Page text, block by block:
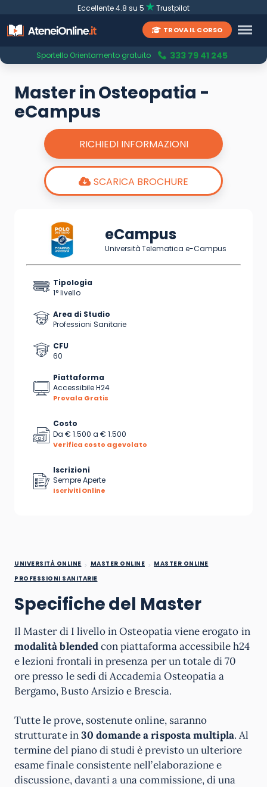
Eccellente 4.8 su 5 Trustpilot
TROVA IL CORSO
Sportello Orientamento gratuito 333 79 41 245
Master in Osteopatia -
eCampus
RICHIEDI INFORMAZIONI
SCARICA BROCHURE
eCampus
Università Telematica e-Campus
Tipologia
1° livello
Area di Studio
Professioni Sanitarie
CFU
60
Piattaforma
Accessibile H24
Provala Gratis
Costo
Da € 1.500 a € 1.500
Verifica costo agevolato
Iscrizioni
Sempre Aperte
Iscriviti Online
UNIVERSITÀ ONLINE MASTER ONLINE
MASTER ONLINE
PROFESSIONI SANITARIE
Specifiche del Master
Il Master di I livello in Osteopatia viene erogato in
modalità blendedcon piattaforma accessibile h24
e lezioni frontali in presenza per un totale di 70
ore presso le sedi di Accademia Osteopatia a
Bergamo, Busto Arsizio e Brescia.
Tutte le prove, sostenute online, saranno
strutturate in30 domande a rispostamultipla. Al
termine del piano di studi è previsto un ulteriore
esame finale consistente nell’elaborazione e
discussione, davanti a una commissione, di una